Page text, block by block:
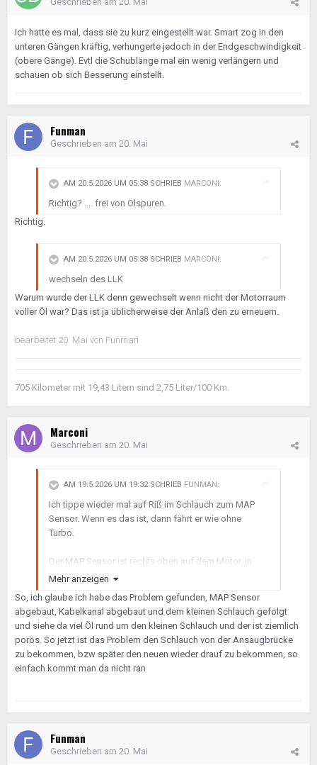
Ich hatte es mal, dass sie zu kurz eingestellt war. Smart zog in den
unteren Gängen kräftig, verhungerte jedoch in der Endgeschwindigkeit
(obere Gänge). Evtl die Schublänge mal ein wenig verlängern und
schauen ob sich Besserung einstellt.
Funman
Geschrieben am 20. Mai
AM 20.5.2026 UM 05:38 SCHRIEB MARCONI :
Richtig? .... frei von Ölspuren.
Richtig.
AM 20.5.2026 UM 05:38 SCHRIEB MARCONI :
wechseln des LLK
Warum wurde der LLK denn gewechselt wenn nicht der Motorraum
voller Öl war? Das ist ja üblicherweise der Anlaß den zu erneuern.
bearbeitet 20. Mai von Funman
705 Kilometer mit 19,43 Litern sind 2,75 Liter/100 Km.
Marconi
Geschrieben am 20. Mai
AM 19.5.2026 UM 19:32 SCHRIEB FUNMAN :
Ich tippe wieder mal auf Riß im Schlauch zum MAP
Sensor. Wenn es das ist, dann fährt er wie ohne
Turbo.
Der MAP Sensor ist rechts oben auf dem Motor, in
Gummi gelagert. Kannst du abschrauben. Da drunter
der Schlauch irgendwo ölig ist, oder Ölnebel in der
Umgebung des Schlauches, dann ist es das Problem.
Mehr anzeigen
So, ich glaube ich habe das Problem gefunden, MAP Sensor
abgebaut, Kabelkanal abgebaut und dem kleinen Schlauch gefolgt
und siehe da viel Öl rund um den kleinen Schlauch und der ist ziemlich
porös. So jetzt ist das Problem den Schlauch von der Ansaugbrücke
zu bekommen, bzw später den neuen wieder drauf zu bekommen, so
einfach kommt man da nicht ran
Funman
Geschrieben am 20. Mai